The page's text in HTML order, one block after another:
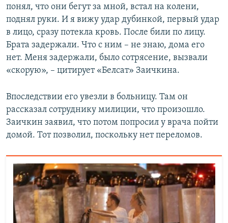
понял, что они бегут за мной, встал на колени,
поднял руки. И я вижу удар дубинкой, первый удар
в лицо, сразу потекла кровь. После били по лицу.
Брата задержали. Что с ним – не знаю, дома его
нет. Меня задержали, было сотрясение, вызвали
«скорую», – цитирует «Белсат» Заичкина.
Впоследствии его увезли в больницу. Там он
рассказал сотруднику милиции, что произошло.
Заичкин заявил, что потом попросил у врача пойти
домой. Тот позволил, поскольку нет переломов.